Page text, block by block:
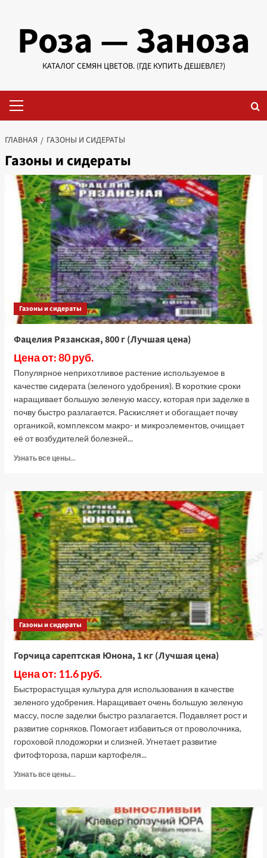
содержимому
Роза — Заноза
КАТАЛОГ СЕМЯН ЦВЕТОВ. (ГДЕ КУПИТЬ ДЕШЕВЛЕ?)
меню
ГЛАВНАЯ ГАЗОНЫ И СИДЕРАТЫ
Газоны и сидераты
Газоны и сидераты
Фацелия Рязанская, 800 г (Лучшая цена)
Цена от: 80 руб.
Популярное неприхотливое растение используемое в
качестве сидерата (зеленого удобрения). В короткие сроки
наращивает большую зеленую массу, которая при заделке в
почву быстро разлагается. Раскисляет и обогащает почву
органикой, комплексом макро- и микроэлементов, очищает
её от возбудителей болезней...
Узнать все цены...
Фацелия
Рязанская,
800
г
(Лучшая
цена)
Газоны и сидераты
Горчица сарептская Юнона, 1 кг (Лучшая цена)
Цена от: 11.6 руб.
Быстрорастущая культура для использования в качестве
зеленого удобрения. Наращивает очень большую зеленую
массу, после заделки быстро разлагается. Подавляет рост и
развитие сорняков. Помогает избавиться от проволочника,
гороховой плодожорки и слизней. Угнетает развитие
фитофтороза, парши картофеля...
Узнать все цены...
Горчица
сарептская
Юнона,
1
кг